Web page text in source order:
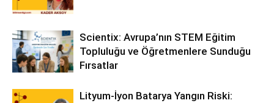
Scientix: Avrupa’nın STEM Eğitim
Topluluğu ve Öğretmenlere Sunduğu
Fırsatlar
Lityum-İyon Batarya Yangın Riski: